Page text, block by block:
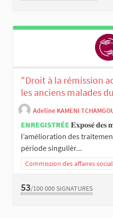
"Droit à la rémission
les anciens malades
Adeline KAMENI
ENREGISTRÉE 𝐄𝐱𝐩𝐨𝐬𝐞́ 𝐝𝐞𝐬
l’amélioration des
période singulièr...
Commission des affaires
53/100 000 SIGNATURES